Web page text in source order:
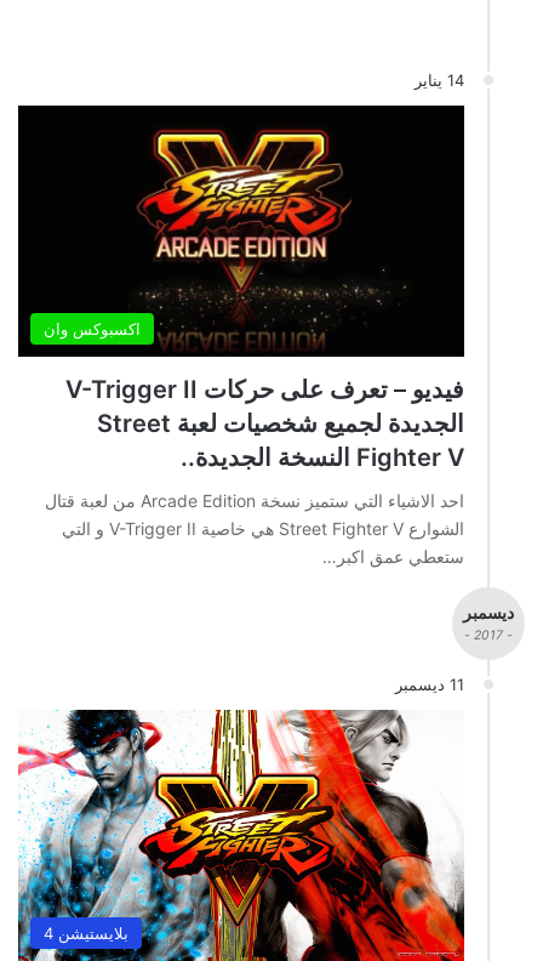
14 يناير
اكسبوكس وان
فيديو – تعرف على حركات V-Trigger II
الجديدة لجميع شخصيات لعبة Street
Fighter V النسخة الجديدة..
احد الاشياء التي ستميز نسخة Arcade Edition من لعبة قتال
الشوارع Street Fighter V هي خاصية V-Trigger II و التي
ستعطي عمق اكبر…
ديسمبر
- 2017 -
11 ديسمبر
بلايستيشن 4